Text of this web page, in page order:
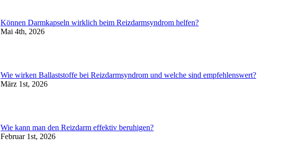
Können Darmkapseln wirklich beim Reizdarmsyndrom helfen?
Mai 4th, 2026
Wie wirken Ballaststoffe bei Reizdarmsyndrom und welche sind empfehlenswert?
März 1st, 2026
Wie kann man den Reizdarm effektiv beruhigen?
Februar 1st, 2026